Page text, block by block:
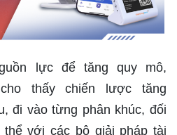
lực để tăng quy mô,
thấy chiến lược tăng
đi vào từng phân khúc, đối
với các bộ giải pháp tài